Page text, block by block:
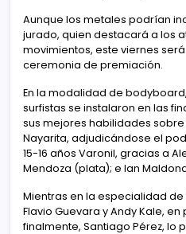
Aunque los metales podrían
jurado, quien destacará a los
movimientos, este viernes
ceremonia de premiación.
En la modalidad de
surfistas se instalaron en las
sus mejores habilidades sobre
Nayarita, adjudicándose el
15-16 años Varonil, gracias a
Mendoza (plata); e Ian
Mientras en la especialidad de
Flavio Guevara y Andy Kale,
finalmente, Santiago Pérez, lo